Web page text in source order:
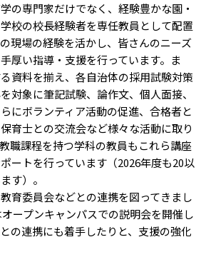
の専門家だけでなく、経験豊かな園・
校の校⾧経験者を専任教員として配置
現場の経験を活かし、皆さんのニーズ
厚い指導・支援を行っています。ま
資料を揃え、各自治体の採用試験対策
対象に筆記試験、論作文、個人面接、
にボランティア活動の促進、合格者と
育士との交流会など様々な活動に取り
職課程を持つ学科の教員もこれら講座
ートを行っています（2026年度も20以
す）。
育委員会などとの連携を図ってきまし
ープンキャンパスでの説明会を開催し
の連携にも着手したりと、支援の強化